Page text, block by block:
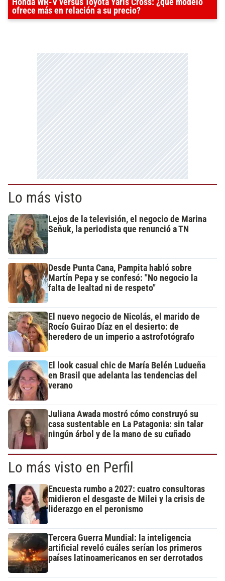
Honda WR-V versus Toyota Yaris Cross: ¿qué modelo
ofrece más en relación a su precio?
Lo más visto
Lejos de la televisión, el negocio de Marina
Señuk, la periodista que renunció a TN
Desde Punta Cana, Pampita habló sobre
Martín Pepa y se confesó: "No negocio la
falta de lealtad ni de respeto"
El nuevo negocio de Nicolás, el marido de
Rocío Guirao Díaz en el desierto: de
heredero de un imperio a astrofotógrafo
El look casual chic de María Belén Ludueña
en Brasil que adelanta las tendencias del
verano
Juliana Awada mostró cómo construyó su
casa sustentable en La Patagonia: sin talar
ningún árbol y de la mano de su cuñado
Lo más visto en Perfil
Encuesta rumbo a 2027: cuatro consultoras
midieron el desgaste de Milei y la crisis de
liderazgo en el peronismo
Tercera Guerra Mundial: la inteligencia
artificial reveló cuáles serían los primeros
países latinoamericanos en ser derrotados